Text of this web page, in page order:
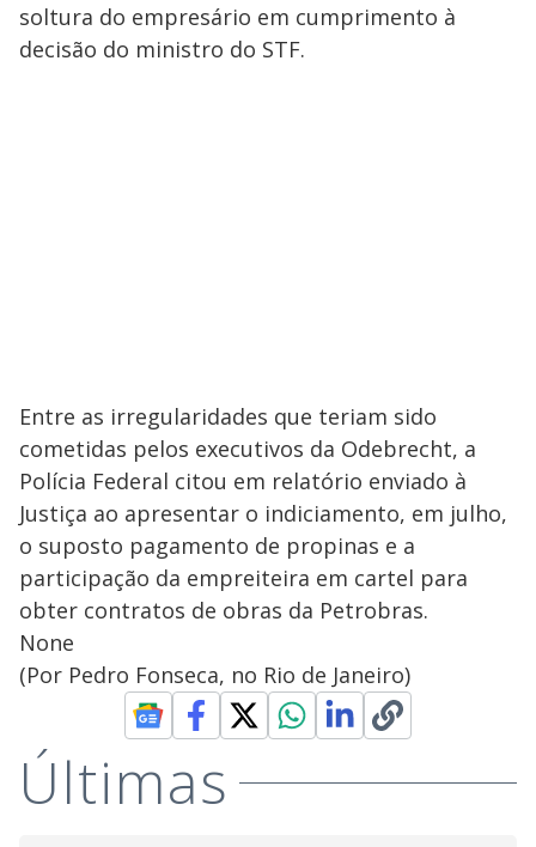
soltura do empresário em cumprimento à
decisão do ministro do STF.
Entre as irregularidades que teriam sido
cometidas pelos executivos da Odebrecht, a
Polícia Federal citou em relatório enviado à
Justiça ao apresentar o indiciamento, em julho,
o suposto pagamento de propinas e a
participação da empreiteira em cartel para
obter contratos de obras da Petrobras.
None
(Por Pedro Fonseca, no Rio de Janeiro)
Últimas